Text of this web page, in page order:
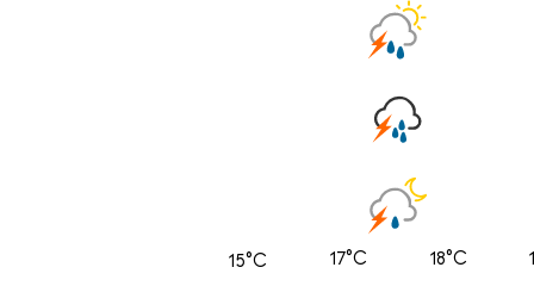
15°C 17°C 18°C